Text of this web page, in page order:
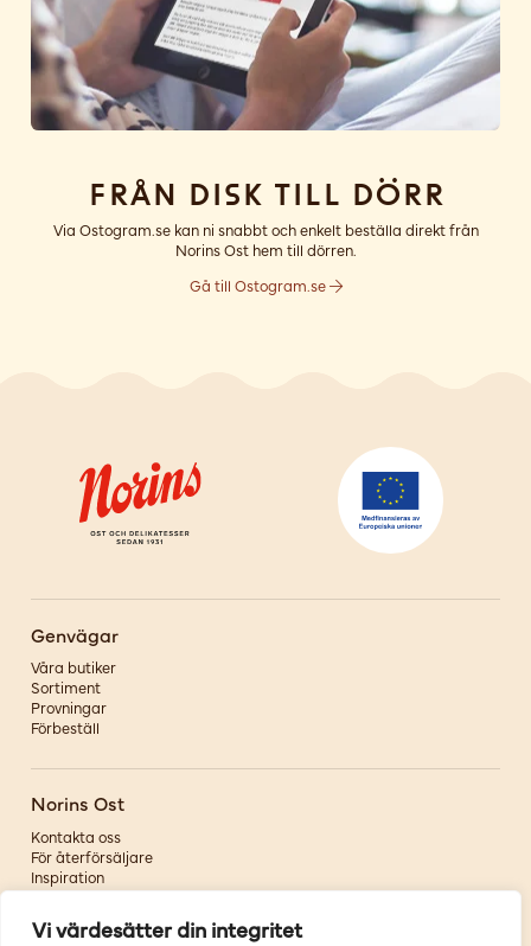
Vi värdesätter din integritet
Från disk till dörr
Via Ostogram.se kan ni snabbt och enkelt beställa direkt från
Norins Ost hem till dörren.
Gå till Ostogram.se
Genvägar
Våra butiker
Sortiment
Provningar
Förbeställ
Norins Ost
Kontakta oss
För återförsäljare
Inspiration
Om oss